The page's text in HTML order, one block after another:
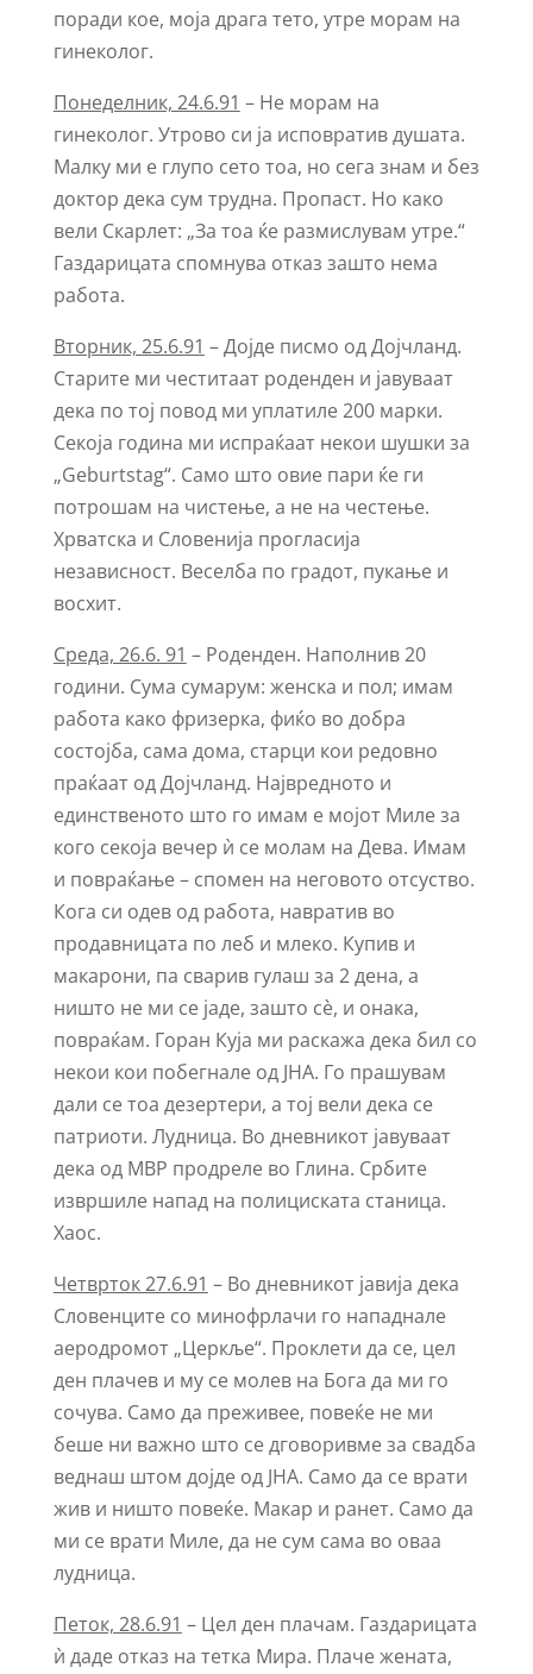
поради кое, моја драга тето, утре морам на
гинеколог.
Понеделник, 24.6.91 – Не морам на
гинеколог. Утрово си ја исповратив душата.
Малку ми е глупо сето тоа, но сега знам и без
доктор дека сум трудна. Пропаст. Но како
вели Скарлет: „За тоа ќе размислувам утре.“
Газдарицата спомнува отказ зашто нема
работа.
Вторник, 25.6.91 – Дојде писмо од Дојчланд.
Старите ми честитаат роденден и јавуваат
дека по тој повод ми уплатиле 200 марки.
Секоја година ми испраќаат некои шушки за
„Geburtstag“. Само што овие пари ќе ги
потрошам на чистење, а не на честење.
Хрватска и Словенија прогласија
независност. Веселба по градот, пукање и
восхит.
Среда, 26.6. 91 – Роденден. Наполнив 20
години. Сума сумарум: женска и пол; имам
работа како фризерка, фиќо во добра
состојба, сама дома, старци кои редовно
праќаат од Дојчланд. Највредното и
единственото што го имам е мојот Миле за
кого секоја вечер ѝ се молам на Дева. Имам
и повраќање – спомен на неговото отсуство.
Кога си одев од работа, навратив во
продавницата по леб и млеко. Купив и
макарони, па сварив гулаш за 2 дена, а
ништо не ми се јаде, зашто сѐ, и онака,
повраќам. Горан Куја ми раскажа дека бил со
некои кои побегнале од ЈНА. Го прашувам
дали се тоа дезертери, а тој вели дека се
патриоти. Лудница. Во дневникот јавуваат
дека од МВР продреле во Глина. Србите
извршиле напад на полициската станица.
Хаос.
Четврток 27.6.91 – Во дневникот јавија дека
Словенците со минофрлачи го нападнале
аеродромот „Церкље“. Проклети да се, цел
ден плачев и му се молев на Бога да ми го
сочува. Само да преживее, повеќе не ми
беше ни важно што се дговоривме за свадба
веднаш штом дојде од ЈНА. Само да се врати
жив и ништо повеќе. Макар и ранет. Само да
ми се врати Миле, да не сум сама во оваа
лудница.
Петок, 28.6.91 – Цел ден плачам. Газдарицата
ѝ даде отказ на тетка Мира. Плаче жената,